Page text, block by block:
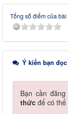
Tổng số điểm của
Ý kiến bạn đọc
Bạn cần
thức để có